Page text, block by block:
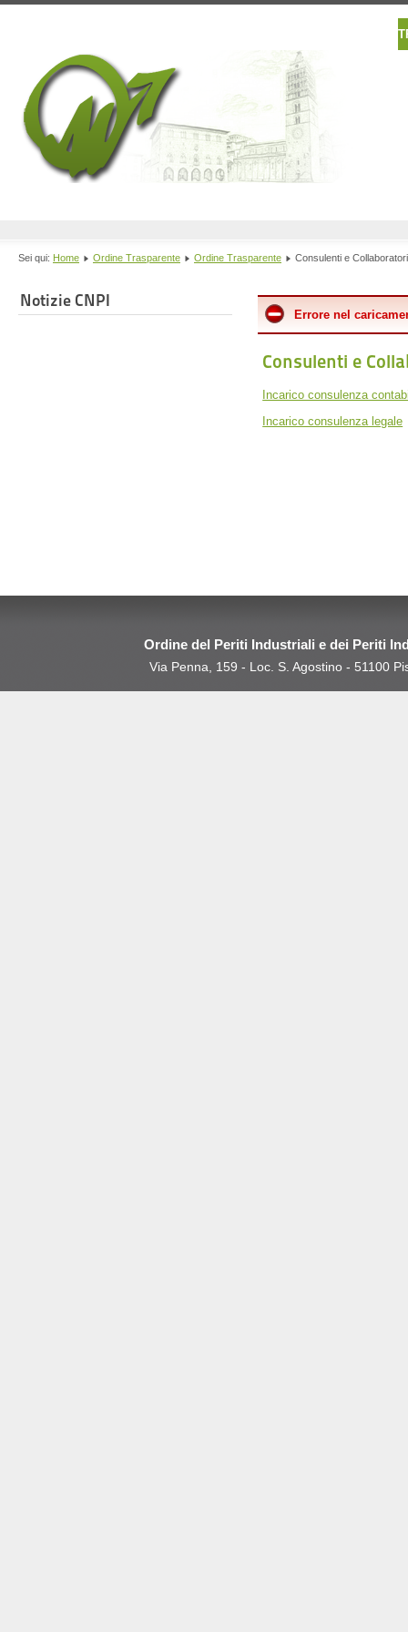
Sei qui: Home Ordine Trasparente Ordine Trasparente Consulenti e Collaboratori
Notizie CNPI
Errore nel
Consulenti e
Incarico consulenza
Incarico consulenza legale
Ordine del Periti Industriali e dei Periti
Via Penna, 159 - Loc. S. Agostino - 51100